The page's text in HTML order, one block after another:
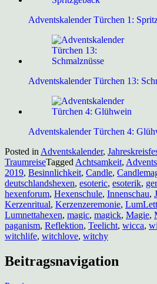
Adventskalender Türchen 1:
Adventskalender Türchen 13:
Adventskalender Türchen 4:
Posted in Adventskalender,
TraumreiseTagged Achtsamkeit,
2019, Besinnlichkeit, Candle,
deutschlandshexen, esoteric, esoterik,
hexenforum, Hexenschule, Innenschau,
Kerzenritual, Kerzenzeremonie,
Lumnettahexen, magic, magick, Magie,
paganism, Reflektion, Teelicht, wicca,
witchlife, witchlove, witchy
Beitragsnavigation